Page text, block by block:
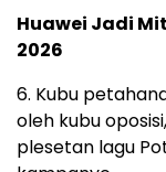
Huawei Jadi
2026
6. Kubu
oleh kubu
plesetan lagu